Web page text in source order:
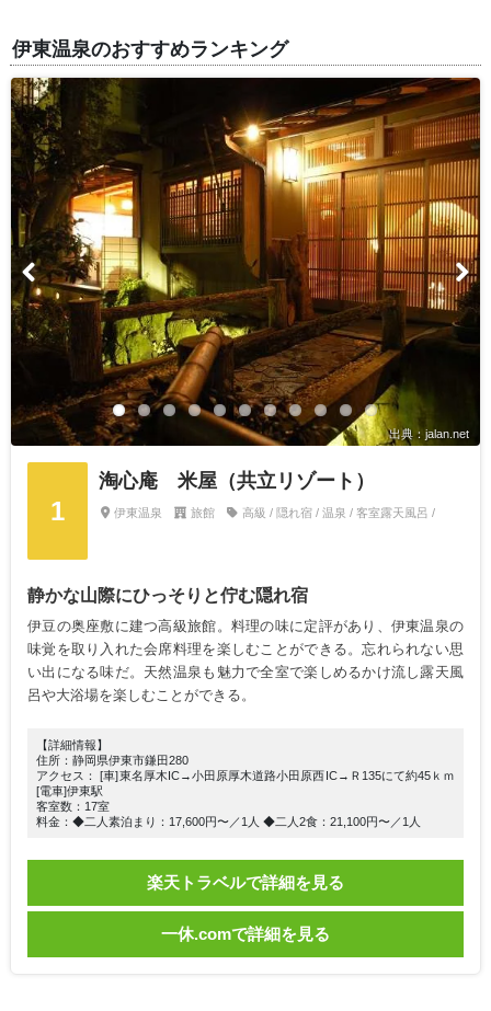
伊東温泉のおすすめランキング
出典：jalan.net
1
淘心庵 米屋（共立リゾート）
伊東温泉 旅館 高級 / 隠れ宿 / 温泉 / 客室露天風呂 /
静かな山際にひっそりと佇む隠れ宿
伊豆の奥座敷に建つ高級旅館。料理の味に定評があり、伊東温泉の
味覚を取り入れた会席料理を楽しむことができる。忘れられない思
い出になる味だ。天然温泉も魅力で全室で楽しめるかけ流し露天風
呂や大浴場を楽しむことができる。
【詳細情報】
住所：静岡県伊東市鎌田280
アクセス： [車]東名厚木IC→小田原厚木道路小田原西IC→Ｒ135にて約45ｋｍ
[電車]伊東駅
客室数：17室
料金：◆二人素泊まり：17,600円〜／1人 ◆二人2食：21,100円〜／1人
楽天トラベルで詳細を見る
一休.comで詳細を見る